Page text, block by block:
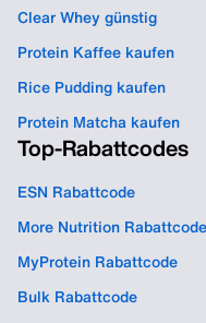
Clear Whey günstig
Protein Kaffee kaufen
Rice Pudding kaufen
Protein Matcha kaufen
Top-Rabattcodes
ESN Rabattcode
More Nutrition Rabattcode
MyProtein Rabattcode
Bulk Rabattcode